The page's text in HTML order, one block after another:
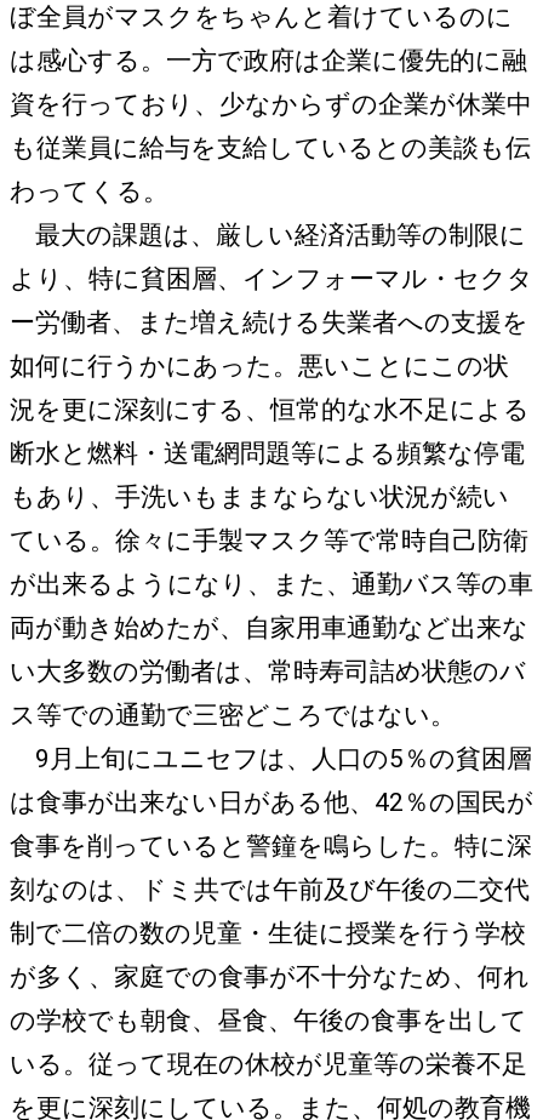
ぼ全員がマスクをちゃんと着けているのに
は感心する。一方で政府は企業に優先的に融
資を行っており、少なからずの企業が休業中
も従業員に給与を支給しているとの美談も伝
わってくる。
最大の課題は、厳しい経済活動等の制限に
より、特に貧困層、インフォーマル・セクタ
ー労働者、また増え続ける失業者への支援を
如何に行うかにあった。悪いことにこの状
況を更に深刻にする、恒常的な水不足による
断水と燃料・送電網問題等による頻繁な停電
もあり、手洗いもままならない状況が続い
ている。徐々に手製マスク等で常時自己防衛
が出来るようになり、また、通勤バス等の車
両が動き始めたが、自家用車通勤など出来な
い大多数の労働者は、常時寿司詰め状態のバ
ス等での通勤で三密どころではない。
9月上旬にユニセフは、人口の5％の貧困層
は食事が出来ない日がある他、42％の国民が
食事を削っていると警鐘を鳴らした。特に深
刻なのは、ドミ共では午前及び午後の二交代
制で二倍の数の児童・生徒に授業を行う学校
が多く、家庭での食事が不十分なため、何れ
の学校でも朝食、昼食、午後の食事を出して
いる。従って現在の休校が児童等の栄養不足
を更に深刻にしている。また、何処の教育機